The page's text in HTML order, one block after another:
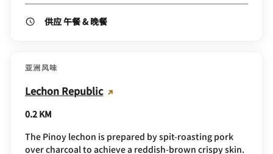
供应 午餐 & 晚餐
亚洲风味
Lechon Republic
0.2 KM
The Pinoy lechon is prepared by spit-roasting pork
over charcoal to achieve a reddish-brown crispy skin.